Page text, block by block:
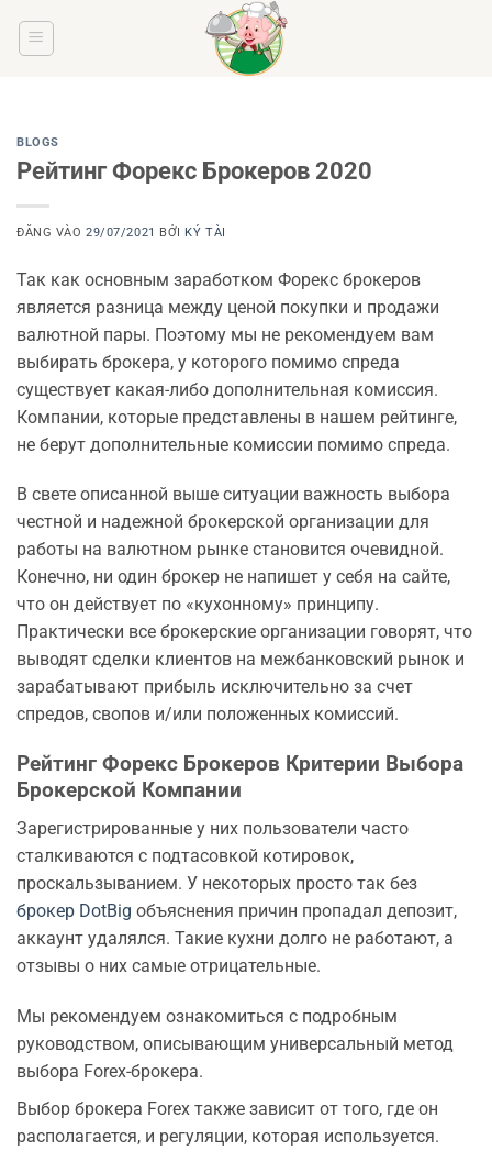
BLOGS
Рейтинг Форекс Брокеров 2020
ĐĂNG VÀO29/07/2021 BỞI KÝ TÀI
Так как основным заработком Форекс брокеров
является разница между ценой покупки и продажи
валютной пары. Поэтому мы не рекомендуем вам
выбирать брокера, у которого помимо спреда
существует какая-либо дополнительная комиссия.
Компании, которые представлены в нашем рейтинге,
не берут дополнительные комиссии помимо спреда.
В свете описанной выше ситуации важность выбора
честной и надежной брокерской организации для
работы на валютном рынке становится очевидной.
Конечно, ни один брокер не напишет у себя на сайте,
что он действует по «кухонному» принципу.
Практически все брокерские организации говорят, что
выводят сделки клиентов на межбанковский рынок и
зарабатывают прибыль исключительно за счет
спредов, свопов и/или положенных комиссий.
Рейтинг Форекс Брокеров Критерии Выбора
Брокерской Компании
Зарегистрированные у них пользователи часто
сталкиваются с подтасовкой котировок,
проскальзыванием. У некоторых просто так без
брокер DotBig объяснения причин пропадал депозит,
аккаунт удалялся. Такие кухни долго не работают, а
отзывы о них самые отрицательные.
Мы рекомендуем ознакомиться с подробным
руководством, описывающим универсальный метод
выбора Forex-брокера.
Выбор брокера Forex также зависит от того, где он
располагается, и регуляции, которая используется.